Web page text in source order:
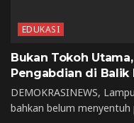
EDUKASI
Bukan Tokoh
Pengabdian di
DEMOKRASINEWS,
bahkan belum menyentuh